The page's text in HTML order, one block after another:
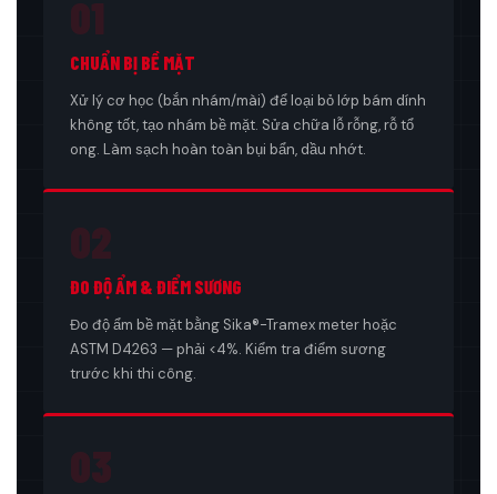
01
CHUẨN BỊ BỀ MẶT
Xử lý cơ học (bắn nhám/mài) để loại bỏ lớp bám dính
không tốt, tạo nhám bề mặt. Sửa chữa lỗ rỗng, rỗ tổ
ong. Làm sạch hoàn toàn bụi bẩn, dầu nhớt.
02
ĐO ĐỘ ẨM & ĐIỂM SƯƠNG
Đo độ ẩm bề mặt bằng Sika®-Tramex meter hoặc
ASTM D4263 — phải <4%. Kiểm tra điểm sương
trước khi thi công.
03